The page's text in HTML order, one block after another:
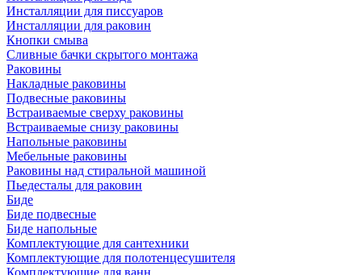
Инсталляции для писсуаров
Инсталляции для раковин
Кнопки смыва
Сливные бачки скрытого монтажа
Раковины
Накладные раковины
Подвесные раковины
Встраиваемые сверху раковины
Встраиваемые снизу раковины
Напольные раковины
Мебельные раковины
Раковины над стиральной машиной
Пьедесталы для раковин
Биде
Биде подвесные
Биде напольные
Комплектующие для сантехники
Комплектующие для полотенцесушителя
Комплектующие для ванн